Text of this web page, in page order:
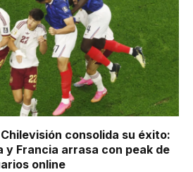
consolida su éxito:
y Francia arrasa con peak de
online